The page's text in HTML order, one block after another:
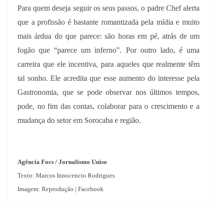
Para quem deseja seguir os seus passos, o padre Chef alerta
que a profissão é bastante romantizada pela mídia e muito
mais árdua do que parece: são horas em pé, atrás de um
fogão que “parece um inferno”. Por outro lado, é uma
carreira que ele incentiva, para aqueles que realmente têm
tal sonho. Ele acredita que esse aumento do interesse pela
Gastronomia, que se pode observar nos últimos tempos,
pode, no fim das contas, colaborar para o crescimento e a
mudança do setor em Sorocaba e região.
Agência Focs / Jornalismo Uniso
Texto: Marcos Innocencio Rodrigues
Imagem: Reprodução | Facebook